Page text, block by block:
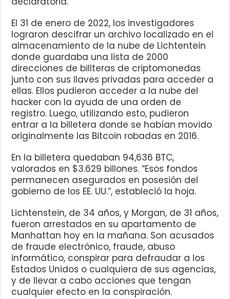
El 31 de enero de 2022, los investigadores
lograron descifrar un archivo localizado en el
almacenamiento de la nube de Lichtentein
donde guardaba una lista de 2000
direcciones de billteras de criptomonedas
junto con sus llaves privadas para acceder a
ellas. Ellos pudieron acceder a la nube del
hacker con la ayuda de una orden de
registro. Luego, utilizando esto, pudieron
entrar a la billetera donde se habían movido
originalmente las Bitcoin robadas en 2016.
En la billetera quedaban 94,636 BTC,
valorados en $3.629 billones. “Esos fondos
permanecen asegurados en posesión del
gobierno de los EE. UU.”, estableció la hoja.
Lichtenstein, de 34 años, y Morgan, de 31 años,
fueron arrestados en su apartamento de
Manhattan hoy en la mañana. Son acusados
de fraude electrónico, fraude, abuso
informático, conspirar para defraudar a los
Estados Unidos o cualquiera de sus agencias,
y de llevar a cabo acciones que tengan
cualquier efecto en la conspiración.